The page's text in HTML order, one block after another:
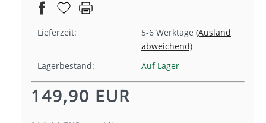
Lieferzeit: 5-6 Werktage (Ausland
abweichend)
Lagerbestand:
Auf Lager
149,90 EUR